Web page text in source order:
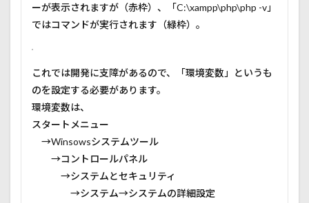
ーが表示されますが（赤枠）、「C:\xampp\php\php -v」
ではコマンドが実行されます（緑枠）。
これでは開発に支障があるので、「環境変数」というも
のを設定する必要があります。
環境変数は、
スタートメニュー
→Winsowsシステムツール
→コントロールパネル
→システムとセキュリティ
→システム→システムの詳細設定